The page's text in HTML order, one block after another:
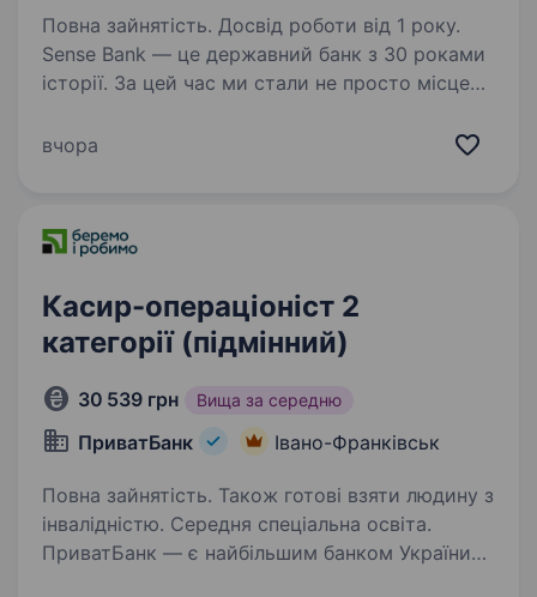
Повна зайнятість. Досвід роботи від 1 року.
Sense Bank — це державний банк з 30 роками
історії. За цей час ми стали не просто місцем
де кожен присвячений місії — створювати
вчора
Касир-операціоніст 2
категорії (підмінний)
30 539 грн Вища за середню
ПриватБанк Івано-Франківськ
Повна зайнятість. Також готові взяти людину з
інвалідністю. Середня спеціальна освіта.
ПриватБанк — є найбільшим банком України